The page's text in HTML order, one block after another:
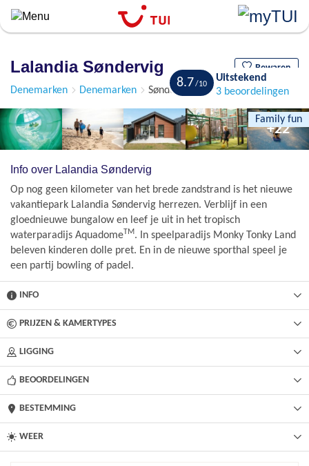
Overslaan
algemene
gaan
Lalandia Søndervig Bewaren
Denemarken Denemarken Søndervig
Family fun
8.7
Uitstekend
3 beoordelingen
+22
Info over Lalandia Søndervig
Op nog geen kilometer van het brede zandstrand is het nieuwe
vakantiepark Lalandia Søndervig herrezen. Verblijf in een
gloednieuwe bungalow en leef je uit in het tropisch
waterparadijs AquadomeTM. In speelparadijs Monky Tonky Land
beleven kinderen dolle pret. En in de nieuwe sporthal speel je
een partij bowling of padel.
INFO
PRIJZEN & KAMERTYPES
LIGGING
BEOORDELINGEN
BESTEMMING
WEER